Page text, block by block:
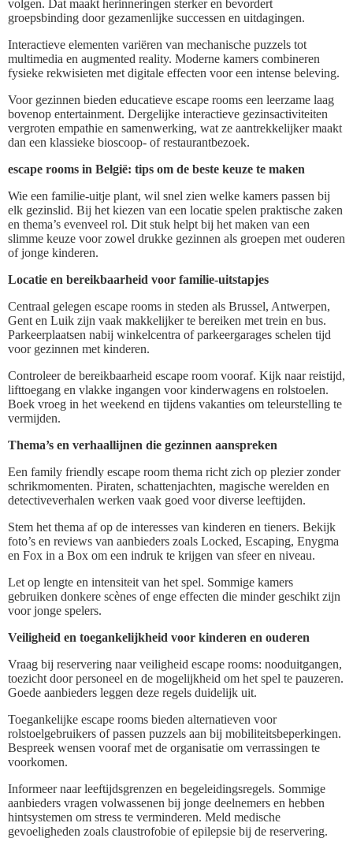
volgen. Dat maakt herinneringen sterker en bevordert
groepsbinding door gezamenlijke successen en uitdagingen.
Interactieve elementen variëren van mechanische puzzels tot
multimedia en augmented reality. Moderne kamers combineren
fysieke rekwisieten met digitale effecten voor een intense beleving.
Voor gezinnen bieden educatieve escape rooms een leerzame laag
bovenop entertainment. Dergelijke interactieve gezinsactiviteiten
vergroten empathie en samenwerking, wat ze aantrekkelijker maakt
dan een klassieke bioscoop- of restaurantbezoek.
escape rooms in België: tips om de beste keuze te maken
Wie een familie-uitje plant, wil snel zien welke kamers passen bij
elk gezinslid. Bij het kiezen van een locatie spelen praktische zaken
en thema’s evenveel rol. Dit stuk helpt bij het maken van een
slimme keuze voor zowel drukke gezinnen als groepen met ouderen
of jonge kinderen.
Locatie en bereikbaarheid voor familie-uitstapjes
Centraal gelegen escape rooms in steden als Brussel, Antwerpen,
Gent en Luik zijn vaak makkelijker te bereiken met trein en bus.
Parkeerplaatsen nabij winkelcentra of parkeergarages schelen tijd
voor gezinnen met kinderen.
Controleer de bereikbaarheid escape room vooraf. Kijk naar reistijd,
lifttoegang en vlakke ingangen voor kinderwagens en rolstoelen.
Boek vroeg in het weekend en tijdens vakanties om teleurstelling te
vermijden.
Thema’s en verhaallijnen die gezinnen aanspreken
Een family friendly escape room thema richt zich op plezier zonder
schrikmomenten. Piraten, schattenjachten, magische werelden en
detectiveverhalen werken vaak goed voor diverse leeftijden.
Stem het thema af op de interesses van kinderen en tieners. Bekijk
foto’s en reviews van aanbieders zoals Locked, Escaping, Enygma
en Fox in a Box om een indruk te krijgen van sfeer en niveau.
Let op lengte en intensiteit van het spel. Sommige kamers
gebruiken donkere scènes of enge effecten die minder geschikt zijn
voor jonge spelers.
Veiligheid en toegankelijkheid voor kinderen en ouderen
Vraag bij reservering naar veiligheid escape rooms: nooduitgangen,
toezicht door personeel en de mogelijkheid om het spel te pauzeren.
Goede aanbieders leggen deze regels duidelijk uit.
Toegankelijke escape rooms bieden alternatieven voor
rolstoelgebruikers of passen puzzels aan bij mobiliteitsbeperkingen.
Bespreek wensen vooraf met de organisatie om verrassingen te
voorkomen.
Informeer naar leeftijdsgrenzen en begeleidingsregels. Sommige
aanbieders vragen volwassenen bij jonge deelnemers en hebben
hintsystemen om stress te verminderen. Meld medische
gevoeligheden zoals claustrofobie of epilepsie bij de reservering.